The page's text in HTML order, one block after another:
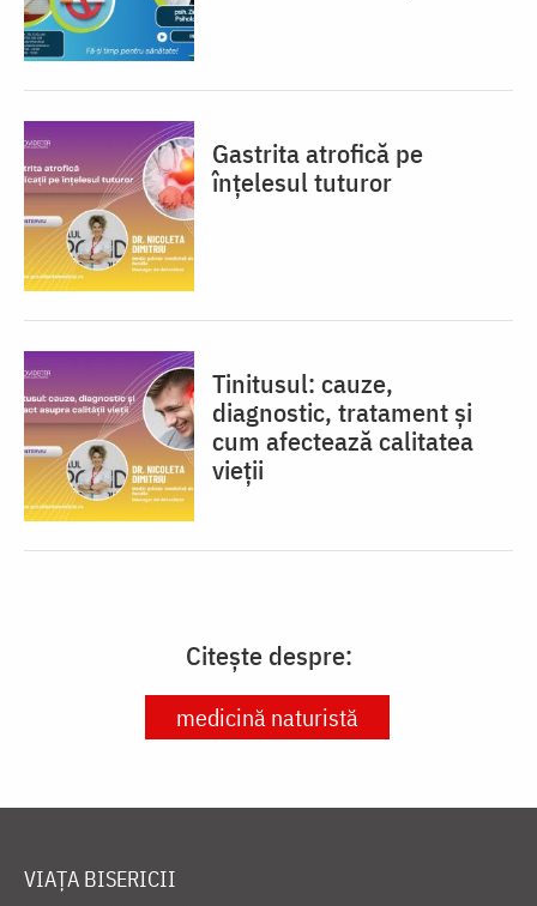
Gastrita atrofică pe
înțelesul tuturor
Tinitusul: cauze,
diagnostic, tratament și
cum afectează calitatea
vieții
Citește despre:
medicină naturistă
VIAȚA BISERICII